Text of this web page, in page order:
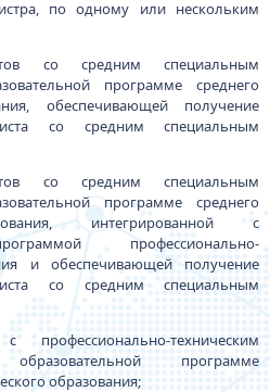
по одному или нескольким
со средним специальным
программе среднего
обеспечивающей получение
со средним специальным
со средним специальным
программе среднего
интегрированной с
профессионально-
и обеспечивающей получение
со средним специальным
профессионально-техническим
программе
образования;